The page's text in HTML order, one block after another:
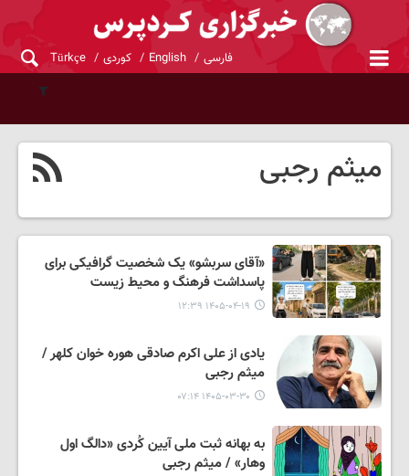
فارسی English کوردی Türkçe
میثم رجبی
«آقای سربشو» یک شخصیت گرافیکی برای
پاسداشت فرهنگ‌ و محیط زیست
۱۴۰۵-۰۴-۱۹ ۱۲:۳۹
یادی از علی اکرم صادقی هوره خوان کلهر /
میثم رجبی
۱۴۰۵-۰۳-۳۰ ۰۷:۱۴
به بهانه‌ ثبت ملی آیین کُردی «دالگ اول
وهار» / میثم رجبی